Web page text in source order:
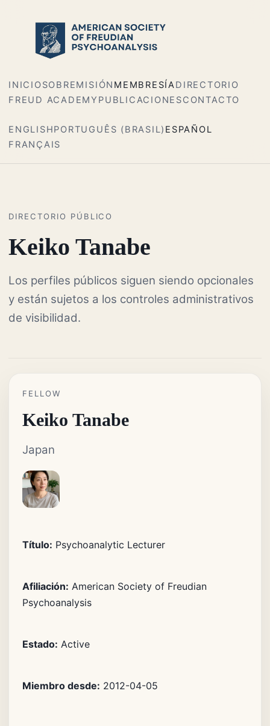
INICIOSOBREMISIÓN MEMBRESÍADIRECTORIO
FREUD ACADEMY PUBLICACIONESCONTACTO
ENGLISHPORTUGUÊS (BRASIL) ESPAÑOL
FRANÇAIS
DIRECTORIO PÚBLICO
Keiko Tanabe
Los perfiles públicos siguen siendo opcionales
y están sujetos a los controles administrativos
de visibilidad.
FELLOW
Keiko Tanabe
Japan
Título: Psychoanalytic Lecturer
Afiliación: American Society of Freudian
Psychoanalysis
Estado: Active
Miembro desde: 2012-04-05